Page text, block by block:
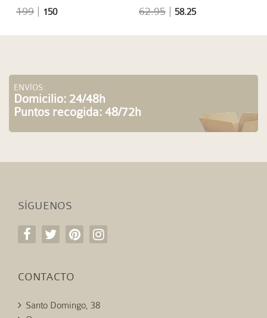
62.95| 58.25
199 150
ENVÍOS:
Domicilio: 24/48h
Puntos recogida: 48/72h
SÍGUENOS
CONTACTO
Santo Domingo, 38